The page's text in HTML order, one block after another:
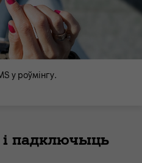
у роўмінгу.
падключыць